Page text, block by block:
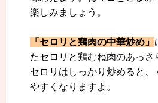
楽しみましょう。
「セロリと鶏肉の中華炒め」
たセロリと鶏むね肉のあっさ
セロリはしっかり炒めると、
やすくなりますよ。